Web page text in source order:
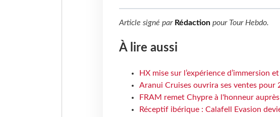
Article signé par Rédactionpour Tour Hebdo.
À lire aussi
HX mise sur l’expérience d’immersion
Aranui Cruises ouvrira ses ventes pour
FRAM remet Chypre à l'honneur
Réceptif ibérique : Calafell Evasion